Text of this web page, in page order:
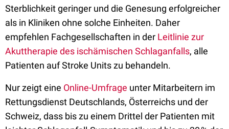
Sterblichkeit geringer und die Genesung erfolgreicher
als in Kliniken ohne solche Einheiten. Daher
empfehlen Fachgesellschaften in der Leitlinie zur
Akuttherapie des ischämischen Schlaganfalls, alle
Patienten auf Stroke Units zu behandeln.
Nur zeigt eine Online-Umfrage unter Mitarbeitern im
Rettungsdienst Deutschlands, Österreichs und der
Schweiz, dass bis zu einem Drittel der Patienten mit